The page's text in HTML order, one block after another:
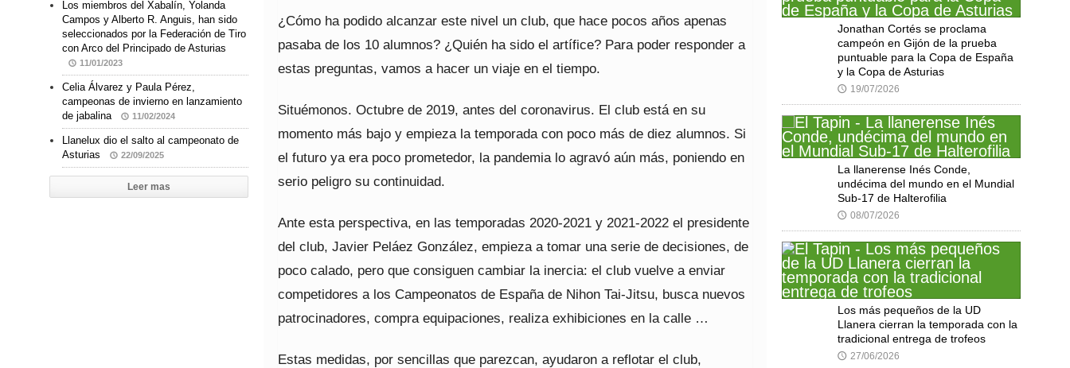
¿Cómo ha podido alcanzar este nivel un club, que hace pocos años apenas
pasaba de los 10 alumnos? ¿Quién ha sido el artífice? Para poder responder a
estas preguntas, vamos a hacer un viaje en el tiempo.
Situémonos. Octubre de 2019, antes del coronavirus. El club está en su
momento más bajo y empieza la temporada con poco más de diez alumnos. Si
el futuro ya era poco prometedor, la pandemia lo agravó aún más, poniendo en
serio peligro su continuidad.
Ante esta perspectiva, en las temporadas 2020-2021 y 2021-2022 el presidente
del club, Javier Peláez González, empieza a tomar una serie de decisiones, de
poco calado, pero que consiguen cambiar la inercia: el club vuelve a enviar
competidores a los Campeonatos de España de Nihon Tai-Jitsu, busca nuevos
patrocinadores, compra equipaciones, realiza exhibiciones en la calle …
Estas medidas, por sencillas que parezcan, ayudaron a reflotar el club,
Los miembros del Xabalín, Yolanda
Campos y Alberto R. Anguis, han sido
seleccionados por la Federación de Tiro
con Arco del Principado de Asturias
11/01/2023
Celia Álvarez y Paula Pérez,
campeonas de invierno en lanzamiento
de jabalina
11/02/2024
Llanelux dio el salto al campeonato de
Asturias
22/09/2025
Leer mas
Jonathan Cortés se proclama
campeón en Gijón de la prueba
puntuable para la Copa de España
y la Copa de Asturias
🕔 19/07/2026
La llanerense Inés Conde,
undécima del mundo en el Mundial
Sub-17 de Halterofilia
🕔 08/07/2026
Los más pequeños de la UD
Llanera cierran la temporada con la
tradicional entrega de trofeos
🕔 27/06/2026